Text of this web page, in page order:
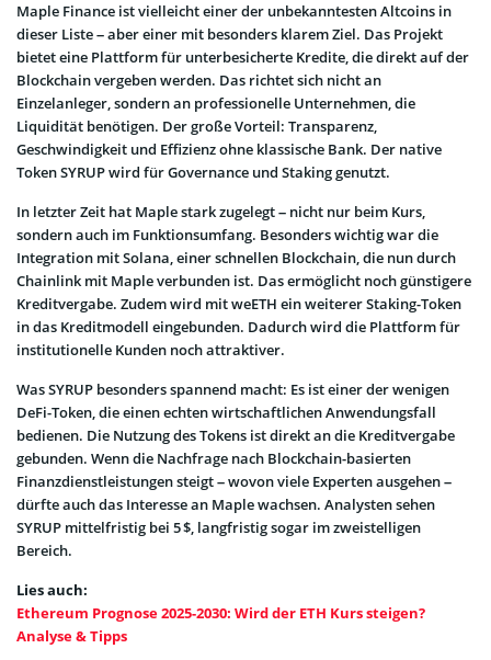
Maple Finance ist vielleicht einer der unbekanntesten Altcoins in
dieser Liste – aber einer mit besonders klarem Ziel. Das Projekt
bietet eine Plattform für unterbesicherte Kredite, die direkt auf der
Blockchain vergeben werden. Das richtet sich nicht an
Einzelanleger, sondern an professionelle Unternehmen, die
Liquidität benötigen. Der große Vorteil: Transparenz,
Geschwindigkeit und Effizienz ohne klassische Bank. Der native
Token SYRUP wird für Governance und Staking genutzt.
In letzter Zeit hat Maple stark zugelegt – nicht nur beim Kurs,
sondern auch im Funktionsumfang. Besonders wichtig war die
Integration mit Solana, einer schnellen Blockchain, die nun durch
Chainlink mit Maple verbunden ist. Das ermöglicht noch günstigere
Kreditvergabe. Zudem wird mit weETH ein weiterer Staking-Token
in das Kreditmodell eingebunden. Dadurch wird die Plattform für
institutionelle Kunden noch attraktiver.
Was SYRUP besonders spannend macht: Es ist einer der wenigen
DeFi-Token, die einen echten wirtschaftlichen Anwendungsfall
bedienen. Die Nutzung des Tokens ist direkt an die Kreditvergabe
gebunden. Wenn die Nachfrage nach Blockchain-basierten
Finanzdienstleistungen steigt – wovon viele Experten ausgehen –
dürfte auch das Interesse an Maple wachsen. Analysten sehen
SYRUP mittelfristig bei 5 $, langfristig sogar im zweistelligen
Bereich.
Lies auch:
Ethereum Prognose 2025-2030: Wird der ETH Kurs steigen?
Analyse & Tipps